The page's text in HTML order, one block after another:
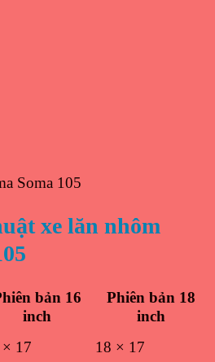
Soma 105
xe lăn nhôm
bản 16
inch
Phiên bản 18
inch
17
18 × 17